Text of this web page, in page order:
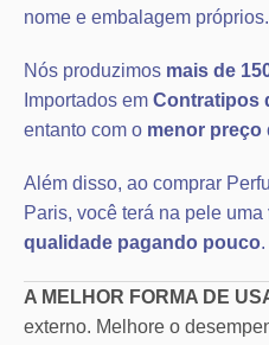
nome e embalagem próprios.
Nós produzimos mais de
Importados em Contratipos
entanto com o menor preço
Além disso, ao comprar
Paris, você terá na pele uma
qualidade pagando pouco.
A MELHOR FORMA DE
externo. Melhore o